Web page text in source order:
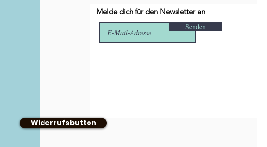
Widerrufsbutton
Melde dich für den Newsletter an
Senden